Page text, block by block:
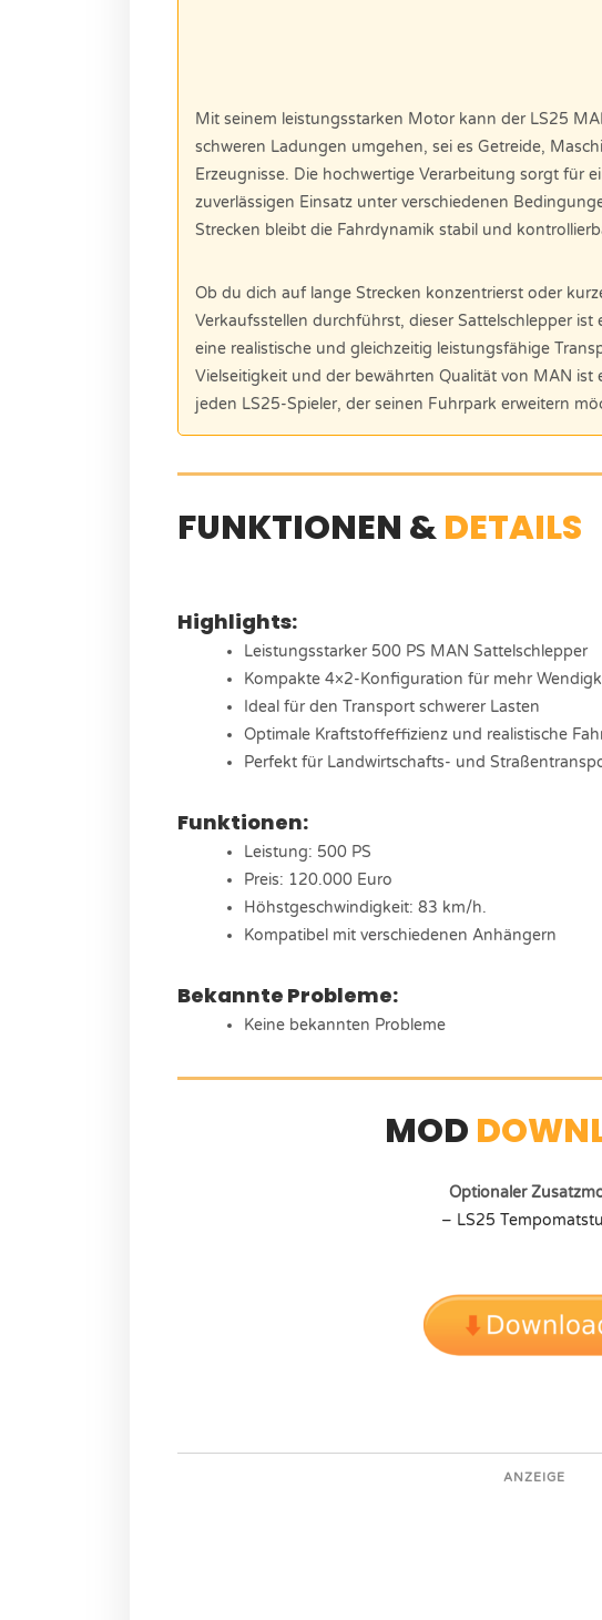
Mit seinem leistungsstarken Motor kann der LS25
schweren Ladungen umgehen, sei es Getreide,
Erzeugnisse. Die hochwertige Verarbeitung sorgt für
zuverlässigen Einsatz unter verschiedenen
Strecken bleibt die Fahrdynamik stabil und
Ob du dich auf lange Strecken konzentrierst oder
Verkaufsstellen durchführst, dieser Sattelschlepper ist
eine realistische und gleichzeitig leistungsfähige
Vielseitigkeit und der bewährten Qualität von MAN ist
jeden LS25-Spieler, der seinen Fuhrpark erweitern
FUNKTIONEN &DETAILS
Highlights:
Leistungsstarker 500 PS MAN Sattelschlepper
Kompakte 4×2-Konfiguration für mehr
Ideal für den Transport schwerer Lasten
Optimale Kraftstoffeffizienz und realistische
Perfekt für Landwirtschafts- und
Funktionen:
Leistung: 500 PS
Preis: 120.000 Euro
Höhstgeschwindigkeit: 83 km/h.
Kompatibel mit verschiedenen Anhängern
Bekannte Probleme:
Keine bekannten Probleme
MOD
Optionaler
– LS25
ANZEIGE